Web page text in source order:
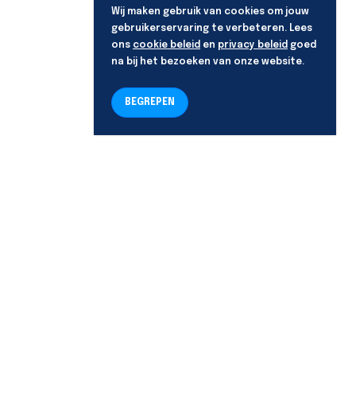
Wij maken gebruik van cookies om jouw
gebruikerservaring te verbeteren. Lees
ons cookie beleid en privacy beleid goed
na bij het bezoeken van onze website.
BEGREPEN